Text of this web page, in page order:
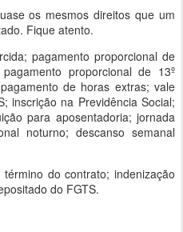
os mesmos direitos que um
Fique atento.
pagamento proporcional de
proporcional de 13º
de horas extras; vale
inscrição na Previdência Social;
para aposentadoria; jornada
noturno; descanso semanal
do contrato; indenização
do FGTS.